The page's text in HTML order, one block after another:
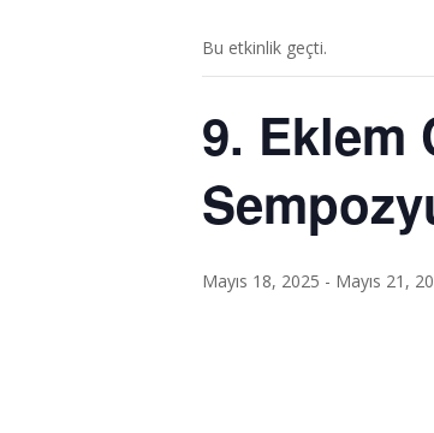
Bu etkinlik geçti.
9. Eklem
Mayıs 18, 2025 - Mayıs 21,